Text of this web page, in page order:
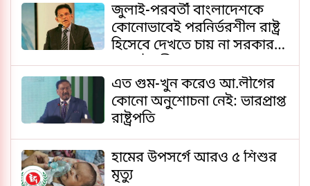
জুলাই-পরবর্তী বাংলাদেশকে
কোনোভাবেই পরনির্ভরশীল রাষ্ট্র
হিসেবে দেখতে চায় না সরকার:
পররাষ্ট্রমন্ত্রী
এত গুম-খুন করেও আ.লীগের
কোনো অনুশোচনা নেই: ভারপ্রাপ্ত
রাষ্ট্রপতি
হামের উপসর্গে আরও ৫ শিশুর
মৃত্যু